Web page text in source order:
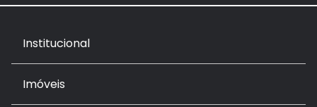
Institucional
Imóveis